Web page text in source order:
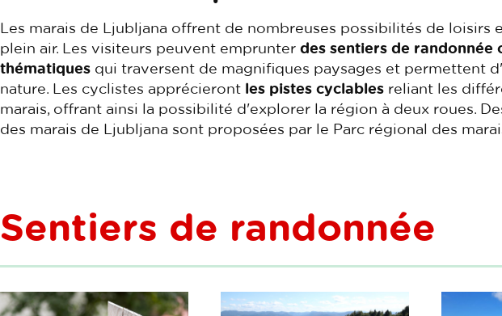
Les marais de Ljubljana offrent de nombreuses possibilités de loisirs
plein air. Les visiteurs peuvent emprunter des sentiers de randonnée
thématiques qui traversent de magnifiques paysages et permettent
nature. Les cyclistes apprécieront les pistes cyclables reliant les
marais, offrant ainsi la possibilité d'explorer la région à deux roues.
des marais de Ljubljana sont proposées par le Parc régional des
Sentiers de randonnée